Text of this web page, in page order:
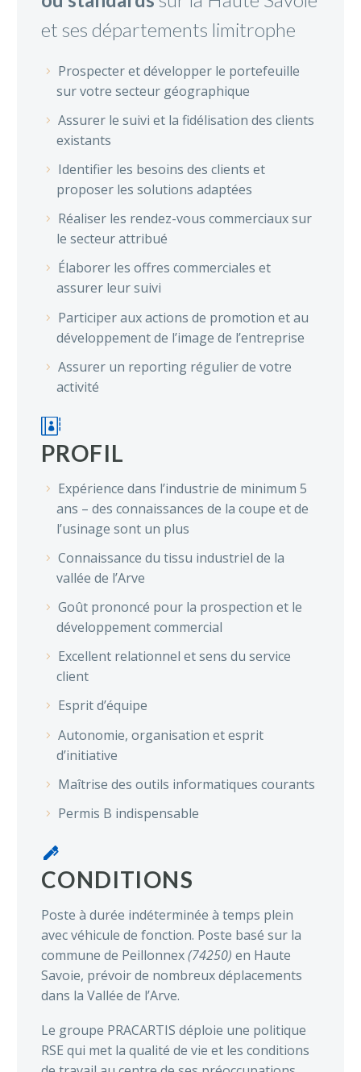
et ses départements limitrophe
Prospecter et développer le portefeuille
sur votre secteur géographique
Assurer le suivi et la fidélisation des clients
existants
Identifier les besoins des clients et
proposer les solutions adaptées
Réaliser les rendez-vous commerciaux sur
le secteur attribué
Élaborer les offres commerciales et
assurer leur suivi
Participer aux actions de promotion et au
développement de l’image de l’entreprise
Assurer un reporting régulier de votre
activité


PROFIL
Expérience dans l’industrie de minimum 5
ans – des connaissances de la coupe et de
l’usinage sont un plus
Connaissance du tissu industriel de la
vallée de l’Arve
Goût prononcé pour la prospection et le
développement commercial
Excellent relationnel et sens du service
client
Esprit d’équipe
Autonomie, organisation et esprit
d’initiative
Maîtrise des outils informatiques courants
Permis B indispensable


CONDITIONS
Poste à durée indéterminée à temps plein
avec véhicule de fonction. Poste basé sur la
commune de Peillonnex(74250) en Haute
Savoie, prévoir de nombreux déplacements
dans la Vallée de l’Arve.
Le groupe PRACARTIS déploie une politique
RSE qui met la qualité de vie et les conditions